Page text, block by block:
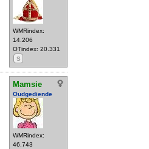
WMRindex:
14.206
OTindex: 20.331
S
Mamsie
Oudgediende
WMRindex:
46.743